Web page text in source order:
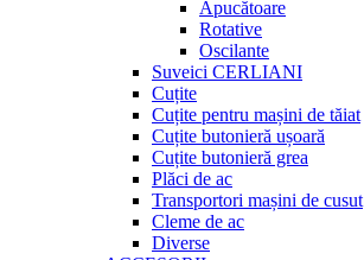
Apucătoare
Rotative
Oscilante
Suveici CERLIANI
Cuțite
Cuțite pentru mașini de tăiat
Cuțite butonieră ușoară
Cuțite butonieră grea
Plăci de ac
Transportori mașini de cusut
Cleme de ac
Diverse